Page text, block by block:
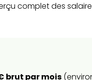
complet des
brut par mois